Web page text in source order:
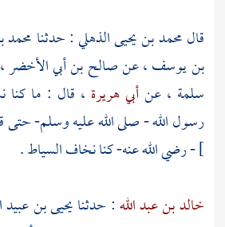
قالمحمد بن يحيى الذهلي: حدثنا
بن يوسف، عنصالح بن أبي الأخضر
سلمة ، عنأبي هريرة ، قال : ما كنا
رسول الله - صلى الله عليه وسلم-
]- رضي الله عنه- كنا نخاف السياط .
خالد بن عبد الله: حدثنايحيى بن عبيد